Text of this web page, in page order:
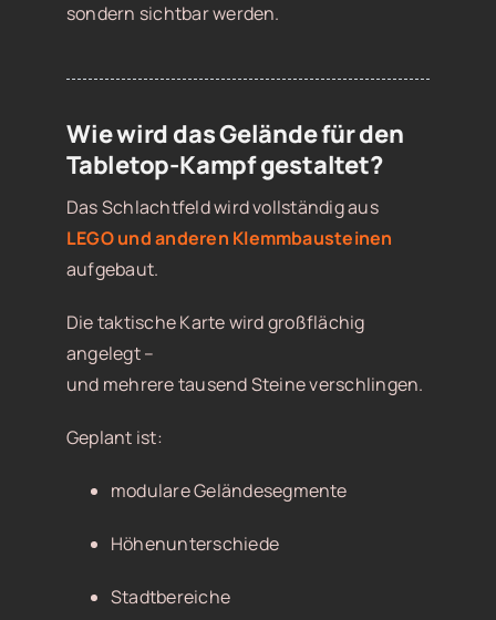
sondern sichtbar werden.
Wie wird das Gelände für den
Tabletop-Kampf gestaltet?
Das Schlachtfeld wird vollständig aus
LEGO und anderen Klemmbausteinen
aufgebaut.
Die taktische Karte wird großflächig
angelegt –
und mehrere tausend Steine verschlingen.
Geplant ist:
modulare Geländesegmente
Höhenunterschiede
Stadtbereiche